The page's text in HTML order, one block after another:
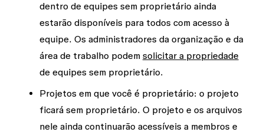
dentro de equipes sem proprietário ainda
estarão disponíveis para todos com acesso à
equipe. Os administradores da organização e da
área de trabalho podem solicitar a propriedade
de equipes sem proprietário.
Projetos em que você é proprietário: o projeto
ficará sem proprietário. O projeto e os arquivos
nele ainda continuarão acessíveis a membros e